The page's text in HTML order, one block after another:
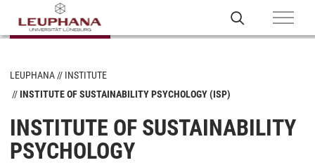
LEUPHANA
INSTITUTE
INSTITUTE OF SUSTAINABILITY PSYCHOLOGY (ISP)
INSTITUTE OF SUSTAINABILITY
PSYCHOLOGY